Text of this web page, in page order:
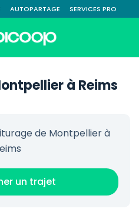
AUTOPARTAGE SERVICES PRO
à Reims
de Montpellier à
un trajet